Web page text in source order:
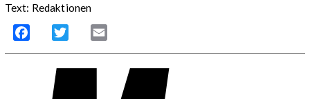
Text: Redaktionen
Facebook Twitter